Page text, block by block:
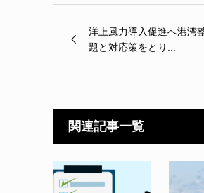
洋上風力導入促進へ港
題と対応策をとり...
関連記事一覧